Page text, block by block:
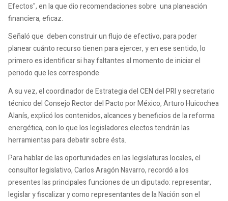
Efectos", en la que dio recomendaciones sobre una planeación
financiera, eficaz.
Señaló que deben construir un flujo de efectivo, para poder
planear cuánto recurso tienen para ejercer, y en ese sentido, lo
primero es identificar si hay faltantes al momento de iniciar el
periodo que les corresponde.
A su vez, el coordinador de Estrategia del CEN del PRI y secretario
técnico del Consejo Rector del Pacto por México, Arturo Huicochea
Alanís, explicó los contenidos, alcances y beneficios de la reforma
energética, con lo que los legisladores electos tendrán las
herramientas para debatir sobre ésta.
Para hablar de las oportunidades en las legislaturas locales, el
consultor legislativo, Carlos Aragón Navarro, recordó a los
presentes las principales funciones de un diputado: representar,
legislar y fiscalizar y como representantes de la Nación son el